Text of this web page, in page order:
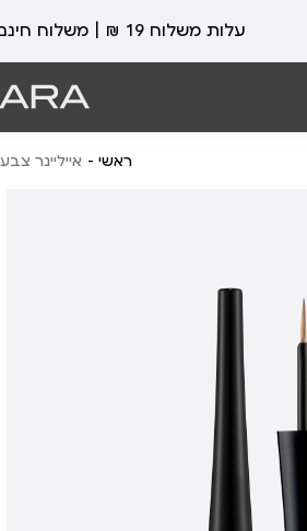
עלות משלוח 19 ₪ | משלוח חינם עד הבית בכל קנייה מעל 99 ₪
ראשי אייליינר